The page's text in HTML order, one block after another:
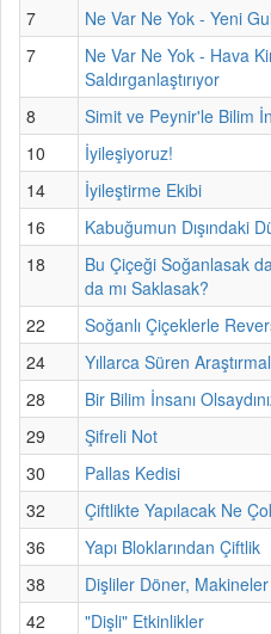
7
Ne Var Ne Yok - Yeni
7
Ne Var Ne Yok - Hava
Saldırganlaştırıyor
8
Simit ve Peynir'le Bilim
10
İyileşiyoruz!
14
İyileştirme Ekibi
16
Kabuğumun Dışındaki
18
Bu Çiçeği Soğanlasak
da mı Saklasak?
22
Soğanlı Çiçeklerle
24
Yıllarca Süren
28
Bir Bilim İnsanı
29
Şifreli Not
30
Pallas Kedisi
32
Çiftlikte Yapılacak Ne
36
Yapı Bloklarından Çiftlik
38
Dişliler Döner,
42
"Dişli" Etkinlikler